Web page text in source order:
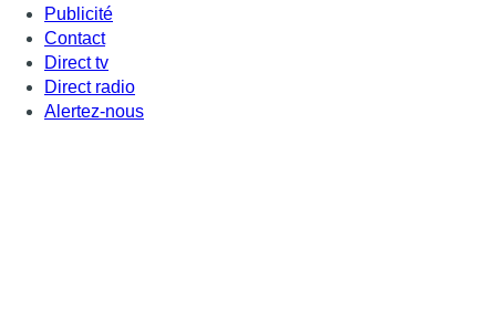
Publicité
Contact
Direct tv
Direct radio
Alertez-nous